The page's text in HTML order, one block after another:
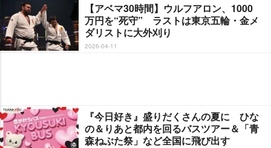
【アベマ30時間】ウルフアロン、1000
万円を“死守” ラストは東京五輪・金メ
ダリストに大外刈り
2026-04-11
『今日好き』盛りだくさんの夏に ひな
の＆りあと都内を回るバスツアー＆「青
森ねぶた祭」など全国に飛び出す